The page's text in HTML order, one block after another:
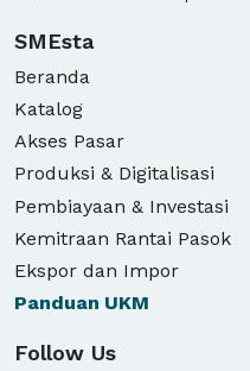
SMEsta
Beranda
Katalog
Akses Pasar
Produksi & Digitalisasi
Pembiayaan & Investasi
Kemitraan Rantai Pasok
Ekspor dan Impor
Panduan UKM
Follow Us